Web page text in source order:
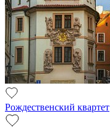
Рождественский квартет